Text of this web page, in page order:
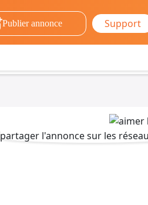
Publier annonce Support